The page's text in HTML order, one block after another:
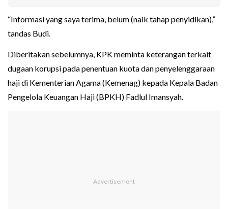
“Informasi yang saya terima, belum (naik tahap penyidikan),”
tandas Budi.
Diberitakan sebelumnya, KPK meminta keterangan terkait
dugaan korupsi pada penentuan kuota dan penyelenggaraan
haji di Kementerian Agama (Kemenag) kepada Kepala Badan
Pengelola Keuangan Haji (BPKH) Fadlul Imansyah.